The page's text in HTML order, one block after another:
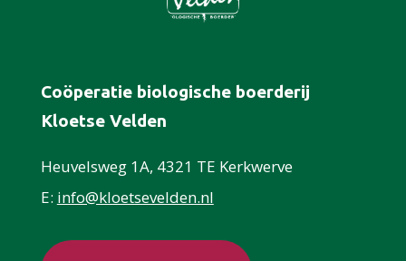
Coöperatie biologische boerderij
Kloetse Velden
Heuvelsweg 1A, 4321 TE Kerkwerve
E: info@kloetsevelden.nl